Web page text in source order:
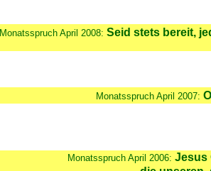
MonatsspruchApril 2008: Seid stets bereit,
Monatsspruch April 2007:
Monatsspruch April 2006: Jesus